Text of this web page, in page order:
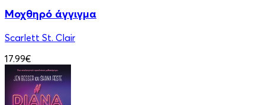
Μοχθηρό άγγιγμα
Scarlett St. Clair
17.99€